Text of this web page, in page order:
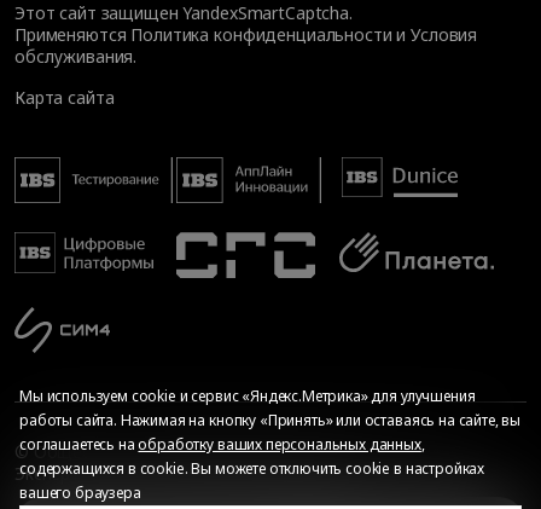
Этот сайт защищен YandexSmartCaptcha.
Применяются Политика конфиденциальности иУсловия
обслуживания.
Карта сайта
© Общество с ограниченной ответственностью «ИБС
Экспертиза», 2026. Все права защищены
Мы используем cookie и сервис «Яндекс.Метрика» для улучшения
работы сайта. Нажимая на кнопку «Принять» или оставаясь на сайте, вы
соглашаетесь наобработку ваших персональных данных,
содержащихся в cookie. Вы можете отключить cookie в настройках
вашего браузера